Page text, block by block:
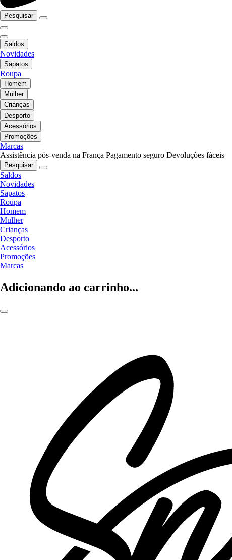
Pesquisar
Saldos
Novidades
Sapatos
Roupa
Homem
Mulher
Crianças
Desporto
Acessórios
Promoções
Marcas
Assistência pós-venda na França Pagamento seguro Devoluções fáceis
Pesquisar
Saldos
Novidades
Sapatos
Roupa
Homem
Mulher
Crianças
Desporto
Acessórios
Promoções
Marcas
Adicionando ao carrinho...